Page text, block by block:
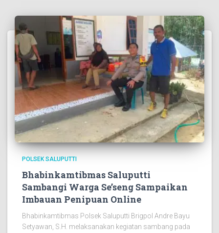
POLSEK SALUPUTTI
Bhabinkamtibmas Saluputti
Sambangi Warga Se’seng Sampaikan
Imbauan Penipuan Online
Bhabinkamtibmas Polsek Saluputti Brigpol Andre Bayu
Setyawan, S.H. melaksanakan kegiatan sambang pada